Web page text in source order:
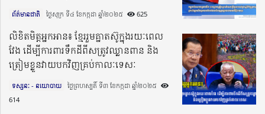
ព័ត៌មានជាតិ ថ្ងៃសុក្រ ទី៤ ខែកក្កដា ឆ្នាំ២០២៥​ 625
លិខិតមិត្តអ្នកអាន៖ ខ្មែររួមគ្នាតស៊ូក្នុងរយៈពេល
វែង ដើម្បីការពារទឹកដីពីសត្រូវឈ្លានពាន និង
ត្រៀមខ្លួនវាយបកវិញគ្រប់កាលៈទេសៈ
ទស្សនៈ - នយោបាយ
ថ្ងៃព្រហស្បតិ៍ ទី៣ ខែកក្កដា ឆ្នាំ២០២៥​
614